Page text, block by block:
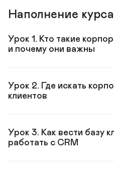
Наполнение курса
Урок 1. Кто такие
и почему они важны
Урок 2. Где искать
клиентов
Урок 3. Как вести базу
работать с CRM